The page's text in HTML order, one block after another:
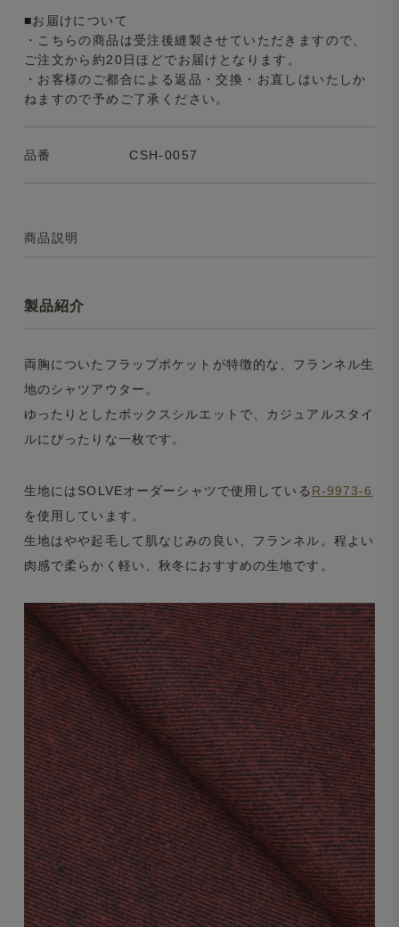
■お届けについて
・こちらの商品は受注後縫製させていただきますので、
ご注文から約20日ほどでお届けとなります。
・お客様のご都合による返品・交換・お直しはいたしか
ねますので予めご了承ください。
品番 CSH-0057
商品説明
製品紹介
両胸についたフラップポケットが特徴的な、フランネル生
地のシャツアウター。
ゆったりとしたボックスシルエットで、カジュアルスタイ
ルにぴったりな一枚です。
生地にはSOLVEオーダーシャツで使用している R-9973-6
を使用しています。
生地はやや起毛して肌なじみの良い、フランネル。程よい
肉感で柔らかく軽い、秋冬におすすめの生地です。